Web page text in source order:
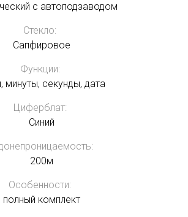
с автоподзаводом
Стекло:
Сапфировое
Функции:
минуты, секунды, дата
Циферблат:
Синий
200м
Особенности:
полный комплект